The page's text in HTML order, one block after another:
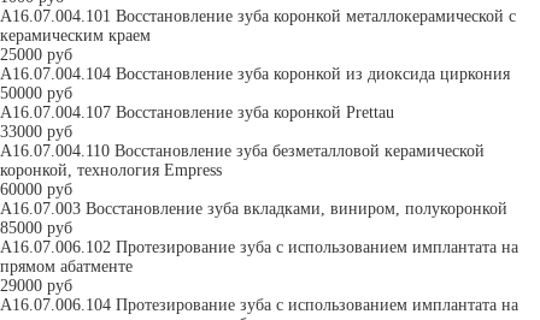
A16.07.004.101 Восстановление зуба коронкой металлокерамической с
керамическим краем
25000 руб
A16.07.004.104 Восстановление зуба коронкой из диоксида циркония
50000 руб
A16.07.004.107 Восстановление зуба коронкой Prettau
33000 руб
A16.07.004.110 Восстановление зуба безметалловой керамической
коронкой, технология Empress
60000 руб
A16.07.003 Восстановление зуба вкладками, виниром, полукоронкой
85000 руб
A16.07.006.102 Протезирование зуба с использованием имплантата на
прямом абатменте
29000 руб
A16.07.006.104 Протезирование зуба с использованием имплантата на